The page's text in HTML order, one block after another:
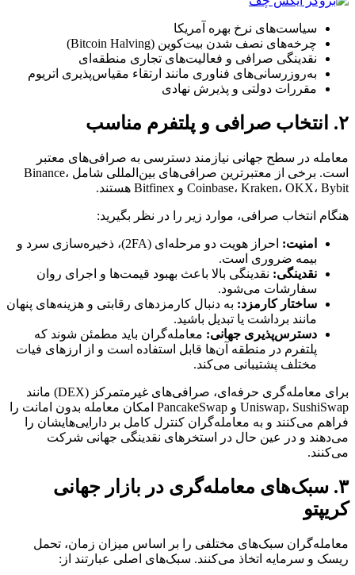
سیاست‌های نرخ بهره آمریکا
چرخه‌های نصف شدن بیت‌کوین (Bitcoin Halving)
نقدینگی صرافی و فعالیت‌های تجاری منطقه‌ای
به‌روزرسانی‌های فناوری مانند ارتقاء مقیاس‌پذیری اتریوم
مقررات دولتی و پذیرش نهادی
۲. انتخاب صرافی و پلتفرم مناسب
معامله در سطح جهانی نیازمند دسترسی به صرافی‌های معتبر
است. برخی از معتبرترین صرافی‌های بین‌المللی شامل Binance،
Coinbase، Kraken، OKX، Bybit و Bitfinex هستند.
هنگام انتخاب صرافی، موارد زیر را در نظر بگیرید:
امنیت:
احراز هویت دو مرحله‌ای (2FA)، ذخیره‌سازی سرد و
بیمه ضروری است.
نقدینگی: نقدینگی بالا باعث بهبود قیمت‌ها و اجرای روان
سفارشات می‌شود.
ساختار کارمزد: به دنبال کارمزدهای رقابتی و هزینه‌های پنهان
مانند برداشت یا تبدیل باشید.
دسترس‌پذیری جهانی: معامله‌گران باید مطمئن شوند که
پلتفرم در منطقه آن‌ها قابل استفاده است و از ارزهای فیات
مختلف پشتیبانی می‌کند.
برای معامله‌گری حرفه‌ای، صرافی‌های غیرمتمرکز (DEX) مانند
Uniswap، SushiSwap و PancakeSwap امکان معامله بدون امانت را
فراهم می‌کنند و به معامله‌گران کنترل کامل بر دارایی‌هایشان را
می‌دهند و در عین حال در استخرهای نقدینگی جهانی شرکت
می‌کنند.
۳. سبک‌های معامله‌گری در بازار جهانی
کریپتو
معامله‌گران سبک‌های مختلفی را بر اساس میزان زمان، تحمل
ریسک و سرمایه اتخاذ می‌کنند. سبک‌های اصلی عبارتند از: